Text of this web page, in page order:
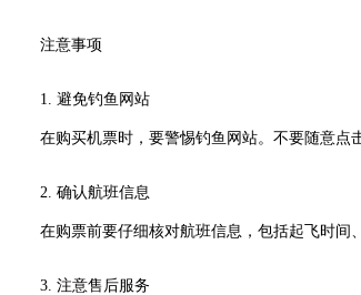
注意事项
1. 避免钓鱼网站
在购买机票时，要警惕钓鱼网站。不要随意点击
2. 确认航班信息
在购票前要仔细核对航班信息，包括起飞时间
3. 注意售后服务